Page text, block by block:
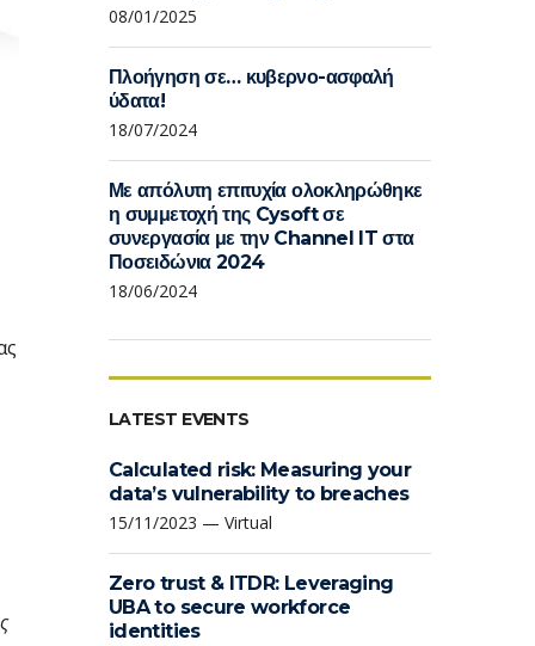
08/01/2025
Πλοήγηση σε… κυβερνο-ασφαλή
ύδατα!
18/07/2024
Με απόλυτη επιτυχία ολοκληρώθηκε
η συμμετοχή της Cysoft σε
συνεργασία με την Channel IT στα
Ποσειδώνια 2024
18/06/2024
LATEST EVENTS
Calculated risk: Measuring your
data’s vulnerability to breaches
15/11/2023 — Virtual
Zero trust & ITDR: Leveraging
UBA to secure workforce
identities